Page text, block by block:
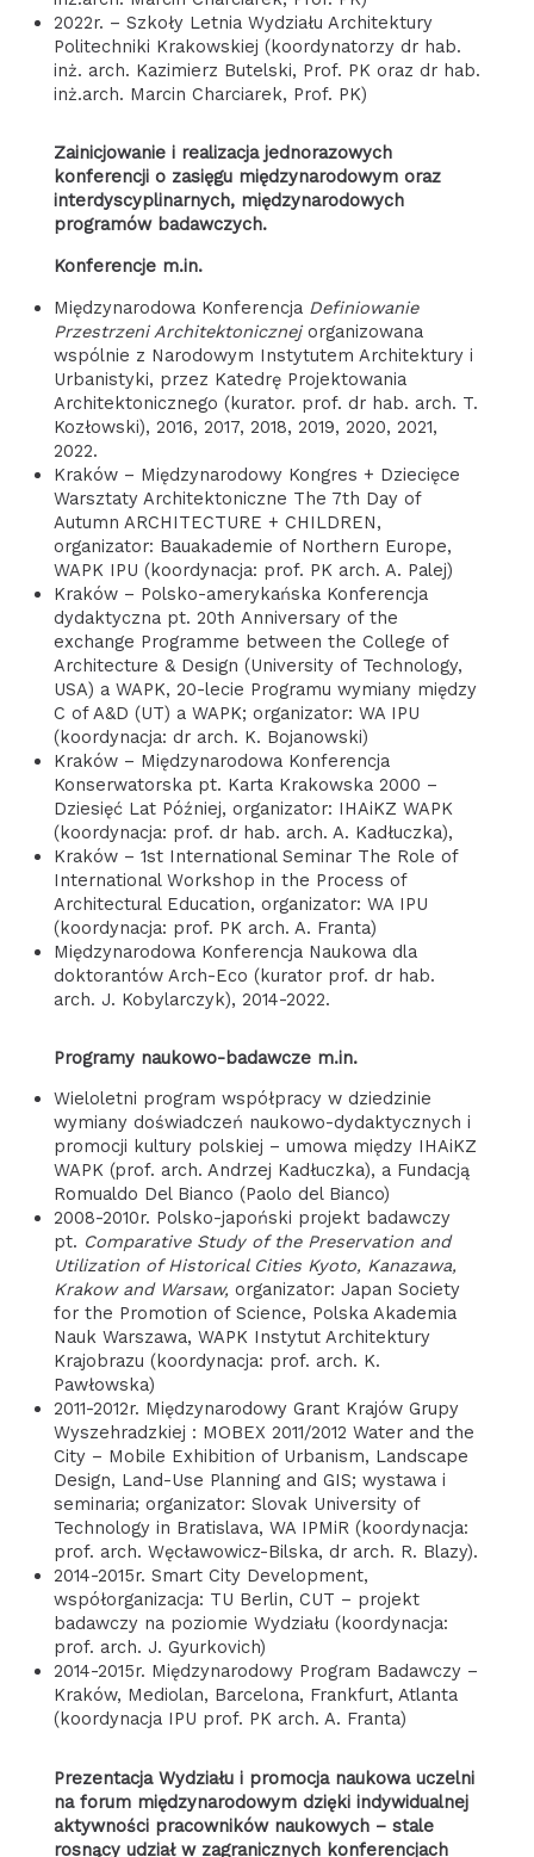
2022r. – Szkoły Letnia Wydziału Architektury
Politechniki Krakowskiej (koordynatorzy dr hab.
inż. arch. Kazimierz Butelski, Prof. PK oraz dr hab.
inż.arch. Marcin Charciarek, Prof. PK)
Zainicjowanie i realizacja jednorazowych
konferencji o zasięgu międzynarodowym oraz
interdyscyplinarnych, międzynarodowych
programów badawczych.
Konferencje m.in.
Międzynarodowa Konferencja Definiowanie
Przestrzeni Architektonicznejorganizowana
wspólnie z Narodowym Instytutem Architektury i
Urbanistyki, przez Katedrę Projektowania
Architektonicznego (kurator. prof. dr hab. arch. T.
Kozłowski), 2016, 2017, 2018, 2019, 2020, 2021,
2022.
Kraków – Międzynarodowy Kongres + Dziecięce
Warsztaty Architektoniczne The 7th Day of
Autumn ARCHITECTURE + CHILDREN,
organizator: Bauakademie of Northern Europe,
WAPK IPU (koordynacja: prof. PK arch. A. Palej)
Kraków – Polsko-amerykańska Konferencja
dydaktyczna pt. 20th Anniversary of the
exchange Programme between the College of
Architecture & Design (University of Technology,
USA) a WAPK, 20-lecie Programu wymiany między
C of A&D (UT) a WAPK; organizator: WA IPU
(koordynacja: dr arch. K. Bojanowski)
Kraków – Międzynarodowa Konferencja
Konserwatorska pt. Karta Krakowska 2000 –
Dziesięć Lat Później, organizator: IHAiKZ WAPK
(koordynacja: prof. dr hab. arch. A. Kadłuczka),
Kraków – 1st International Seminar The Role of
International Workshop in the Process of
Architectural Education, organizator: WA IPU
(koordynacja: prof. PK arch. A. Franta)
Międzynarodowa Konferencja Naukowa dla
doktorantów Arch-Eco (kurator prof. dr hab.
arch. J. Kobylarczyk), 2014-2022.
Programy naukowo-badawcze m.in.
Wieloletni program współpracy w dziedzinie
wymiany doświadczeń naukowo-dydaktycznych i
promocji kultury polskiej – umowa między IHAiKZ
WAPK (prof. arch. Andrzej Kadłuczka), a Fundacją
Romualdo Del Bianco (Paolo del Bianco)
2008-2010r. Polsko-japoński projekt badawczy
pt. Comparative Study of the Preservation and
Utilization of Historical Cities Kyoto, Kanazawa,
Krakow and Warsaw, organizator: Japan Society
for the Promotion of Science, Polska Akademia
Nauk Warszawa, WAPK Instytut Architektury
Krajobrazu (koordynacja: prof. arch. K.
Pawłowska)
2011-2012r. Międzynarodowy Grant Krajów Grupy
Wyszehradzkiej : MOBEX 2011/2012 Water and the
City – Mobile Exhibition of Urbanism, Landscape
Design, Land-Use Planning and GIS; wystawa i
seminaria; organizator: Slovak University of
Technology in Bratislava, WA IPMiR (koordynacja:
prof. arch. Węcławowicz-Bilska, dr arch. R. Blazy).
2014-2015r. Smart City Development,
współorganizacja: TU Berlin, CUT – projekt
badawczy na poziomie Wydziału (koordynacja:
prof. arch. J. Gyurkovich)
2014-2015r. Międzynarodowy Program Badawczy –
Kraków, Mediolan, Barcelona, Frankfurt, Atlanta
(koordynacja IPU prof. PK arch. A. Franta)
Prezentacja Wydziału i promocja naukowa uczelni
na forum międzynarodowym dzięki indywidualnej
aktywności pracowników naukowych – stale
rosnący udział w zagranicznych konferencjach